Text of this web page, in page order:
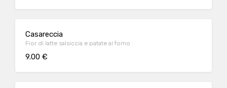
Casareccia
Fior di latte salsiccia e patate al forno
9.00 €